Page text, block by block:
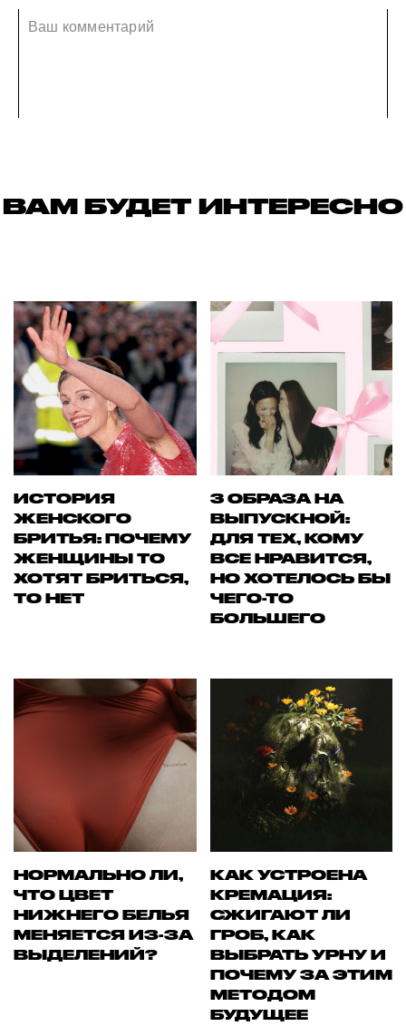
ВАМ БУДЕТ ИНТЕРЕСНО
ИСТОРИЯ
ЖЕНСКОГО
БРИТЬЯ: ПОЧЕМУ
ЖЕНЩИНЫ ТО
ХОТЯТ БРИТЬСЯ,
ТО НЕТ
3 ОБРАЗА НА
ВЫПУСКНОЙ:
ДЛЯ ТЕХ, КОМУ
ВСЕ НРАВИТСЯ,
НО ХОТЕЛОСЬ БЫ
ЧЕГО-ТО
БОЛЬШЕГО
НОРМАЛЬНО ЛИ,
ЧТО ЦВЕТ
НИЖНЕГО БЕЛЬЯ
МЕНЯЕТСЯ ИЗ-ЗА
ВЫДЕЛЕНИЙ?
КАК УСТРОЕНА
КРЕМАЦИЯ:
СЖИГАЮТ ЛИ
ГРОБ, КАК
ВЫБРАТЬ УРНУ И
ПОЧЕМУ ЗА ЭТИМ
МЕТОДОМ
БУДУЩЕЕ